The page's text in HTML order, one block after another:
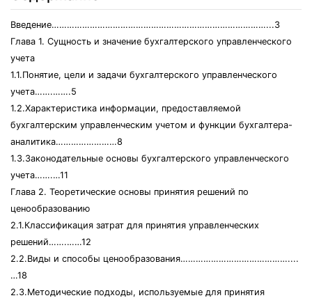
Введение…………………………………………………………………………...3
Глава 1. Сущность и значение бухгалтерского управленческого
учета
1.1.Понятие, цели и задачи бухгалтерского управленческого
учета…….…….5
1.2.Характеристика информации, предоставляемой
бухгалтерским управленческим учетом и функции бухгалтера-
аналитика……………………8
1.3.Законодательные основы бухгалтерского управленческого
учета…….…11
Глава 2. Теоретические основы принятия решений по
ценообразованию
2.1.Классификация затрат для принятия управленческих
решений…….……12
2.2.Виды и способы ценообразования……………………………………....
…18
2.3.Методические подходы, используемые для принятия